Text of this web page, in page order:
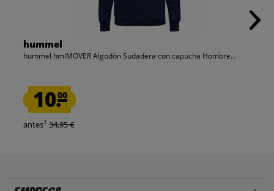
hummel
hummel hmlMOVER Algodón Sudadera con capucha Hombre...
10.00
antes1 34,95 €